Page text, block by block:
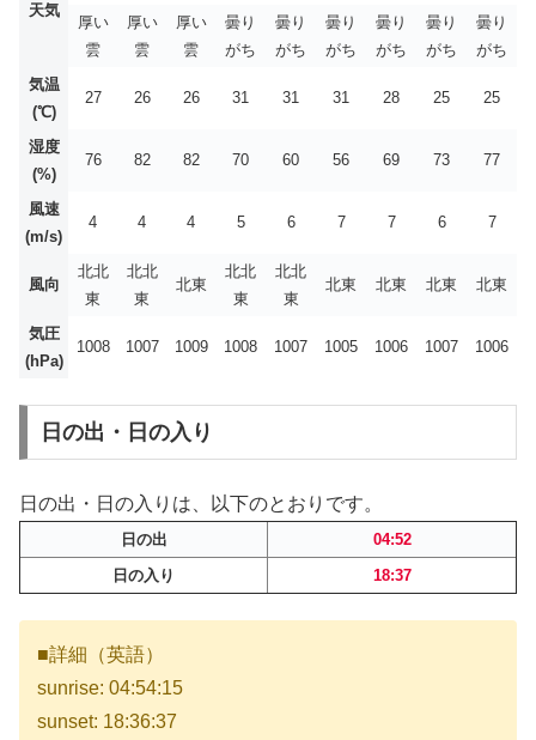
天気
厚い
雲
厚い
雲
厚い
雲
曇り
がち
曇り
がち
曇り
がち
曇り
がち
曇り
がち
曇り
がち
気温
(℃)
27 26 26 31 31 31 28 25 25
湿度
(%)
76 82 82 70 60 56 69 73 77
風速
(m/s)
4 4 4 5 6 7 7 6 7
風向
北北
東
北北
東
北東
北北
東
北北
東
北東 北東 北東 北東
気圧
(hPa)
1008 1007 1009 1008 1007 1005 1006 1007 1006
日の出・日の入り
日の出・日の入りは、以下のとおりです。
日の出
04:52
日の入り
18:37
■詳細（英語）
sunrise: 04:54:15
sunset: 18:36:37